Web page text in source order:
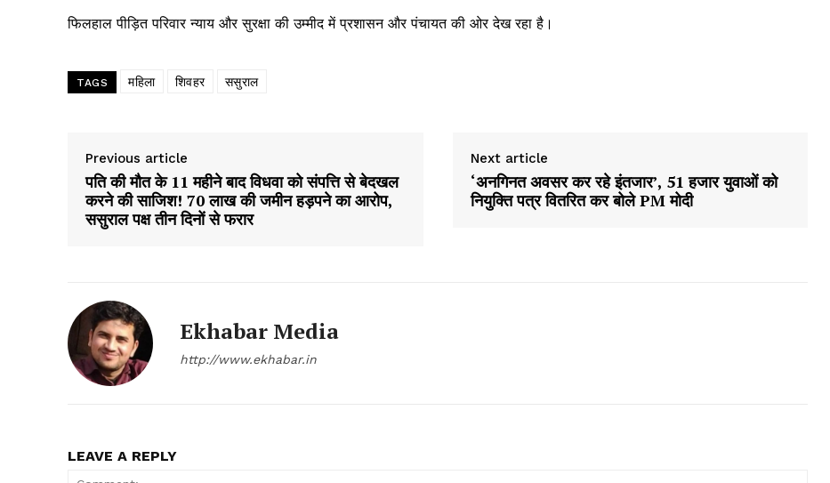
Magazine PRO
My account
फिलहाल पीड़ित परिवार न्याय और सुरक्षा की उम्मीद में प्रशासन और पंचायत की ओर देख रहा है।
TAGS महिला शिवहर ससुराल
Previous article
पति की मौत के 11 महीने बाद विधवा को संपत्ति से बेदखल
करने की साजिश! 70 लाख की जमीन हड़पने का आरोप,
ससुराल पक्ष तीन दिनों से फरार
Next article
‘अनगिनत अवसर कर रहे इंतजार’, 51 हजार युवाओं को
नियुक्ति पत्र वितरित कर बोले PM मोदी
Ekhabar Media
http://www.ekhabar.in
LEAVE A REPLY